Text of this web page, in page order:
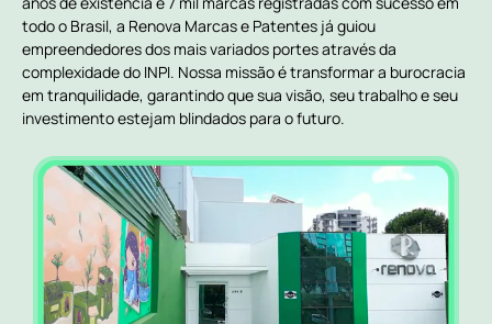
todo o Brasil, a Renova Marcas e Patentes já guiou
empreendedores dos mais variados portes através da
complexidade do INPI. Nossa missão é transformar a burocracia
em tranquilidade, garantindo que sua visão, seu trabalho e seu
investimento estejam blindados para o futuro.